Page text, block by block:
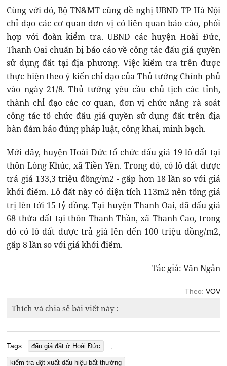
Cùng với đó, Bộ TN&MT cũng đề nghị UBND TP Hà Nội
chỉ đạo các cơ quan đơn vị có liên quan báo cáo, phối
hợp với đoàn kiểm tra. UBND các huyện Hoài Đức,
Thanh Oai chuẩn bị báo cáo về công tác đấu giá quyền
sử dụng đất tại địa phương. Việc kiểm tra trên được
thực hiện theo ý kiến chỉ đạo của Thủ tướng Chính phủ
vào ngày 21/8. Thủ tướng yêu cầu chủ tịch các tỉnh,
thành chỉ đạo các cơ quan, đơn vị chức năng rà soát
công tác tổ chức đấu giá quyền sử dụng đất trên địa
bàn đảm bảo đúng pháp luật, công khai, minh bạch.
Mới đây, huyện Hoài Đức tổ chức đấu giá 19 lô đất tại
thôn Lòng Khúc, xã Tiền Yên. Trong đó, có lô đất được
trả giá 133,3 triệu đồng/m2 - gấp hơn 18 lần so với giá
khởi điểm. Lô đất này có diện tích 113m2 nên tổng giá
trị lên tới 15 tỷ đồng. Tại huyện Thanh Oai, đã đấu giá
68 thửa đất tại thôn Thanh Thần, xã Thanh Cao, trong
đó có lô đất được trả giá lên đến 100 triệu đồng/m2,
gấp 8 lần so với giá khởi điểm.
Tác giả: Văn Ngân
Theo: VOV
Thích và chia sẻ bài viết này :
Tags : đấu giá đất ở Hoài Đức
kiểm tra đột xuất dấu hiệu bất thường